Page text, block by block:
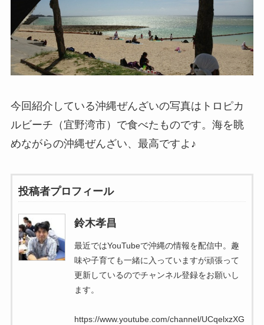
今回紹介している沖縄ぜんざいの写真はトロピカ
ルビーチ（宜野湾市）で食べたものです。海を眺
めながらの沖縄ぜんざい、最高ですよ♪
投稿者プロフィール
鈴木孝昌
最近ではYouTubeで沖縄の情報を配信中。趣
味や子育ても一緒に入っていますが頑張って
更新しているのでチャンネル登録をお願いし
ます。
https://www.youtube.com/channel/UCqelxzXG